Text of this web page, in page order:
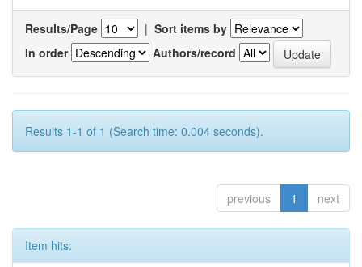
Results/Page | Sort items by
In order
Authors/record
Results 1-1 of 1 (Search time: 0.004 seconds).
previous 1 next
Item hits: